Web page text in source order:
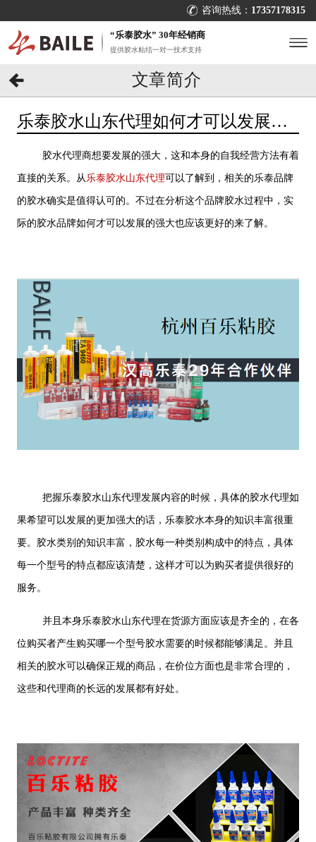
咨询热线： 17357178315
“乐泰胶水” 30年经销商
提供胶水粘结一对一技术支持
文章简介
乐泰胶水山东代理如何才可以发展的
胶水代理商想要发展的强大，这和本身的自我经营方法有着
直接的关系。从乐泰胶水山东代理可以了解到，相关的乐泰品牌
的胶水确实是值得认可的。不过在分析这个品牌胶水过程中，实
际的胶水品牌如何才可以发展的强大也应该更好的来了解。
把握乐泰胶水山东代理发展内容的时候，具体的胶水代理如
果希望可以发展的更加强大的话，乐泰胶水本身的知识丰富很重
要。胶水类别的知识丰富，胶水每一种类别构成中的特点，具体
每一个型号的特点都应该清楚，这样才可以为购买者提供很好的
服务。
并且本身乐泰胶水山东代理在货源方面应该是齐全的，在各
位购买者产生购买哪一个型号胶水需要的时候都能够满足。并且
相关的胶水可以确保正规的商品，在价位方面也是非常合理的，
这些和代理商的长远的发展都有好处。